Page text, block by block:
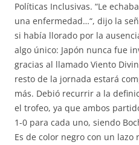
Políticas Inclusivas. “Le
una enfermedad…“, dijo la
si había llorado por la
algo único: Japón nunca fue
gracias al llamado Viento
resto de la jornada estará
más. Debió recurrir a la
el trofeo, ya que ambos
1-0 para cada uno, siendo
Es de color negro con un lazo